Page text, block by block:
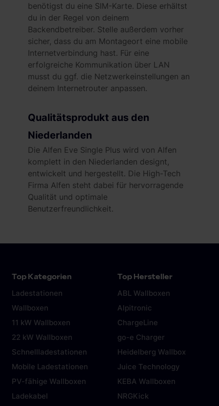
benötigst du eine SIM-Karte. Diese erhältst
du in der Regel von deinem
Backendbetreiber. Stelle außerdem vorher
sicher, dass du am Montageort eine mobile
Internetverbindung hast. Für eine
erfolgreiche Kommunikation über LAN
musst du ggf. die Netzwerkeinstellungen an
deinem Internetrouter anpassen.
Qualitätsprodukt aus den
Niederlanden
Die Alfen Eve Single Plus wird von Alfen
komplett in den Niederlanden designt,
entwickelt und hergestellt. Die High-Tech
Firma Alfen steht dabei für hervorragende
Qualität und optimale
Benutzerfreundlichkeit.